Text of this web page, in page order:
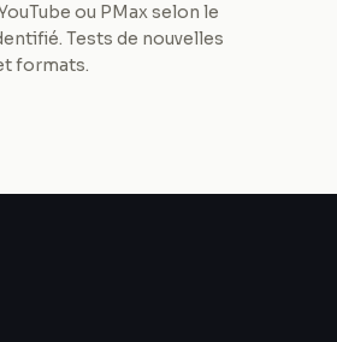
ou PMax selon le
Tests de nouvelles
formats.